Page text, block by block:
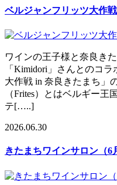
ベルジャンフリッツ大作
ワインの王子様と奈良き
「Kimidori」さんとのコ
大作戦 in 奈良きたまち」
（Frites）とはベルギー
テ[…..]
2026.06.30
きたまちワインサロン（6